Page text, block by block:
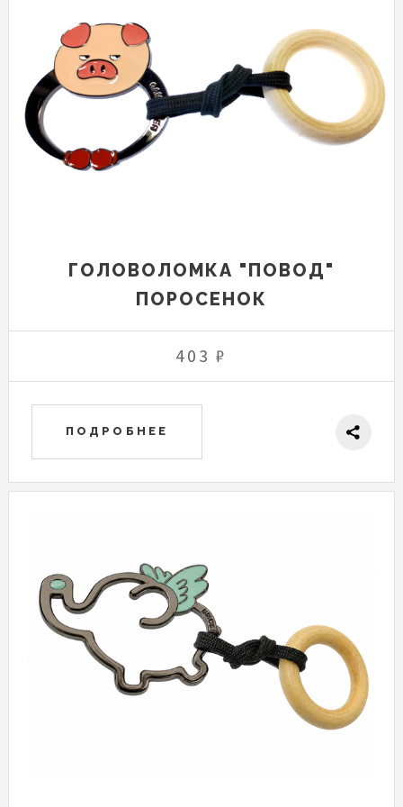
ГОЛОВОЛОМКА "ПОВОД"
ПОРОСЕНОК
403 ₽
ПОДРОБНЕЕ